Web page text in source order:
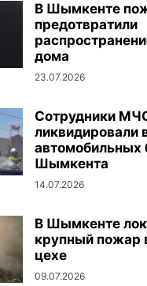
В Шымкенте
предотвратили
дома
23.07.2026
Сотрудники
ликвидировали
автомобильных
Шымкента
14.07.2026
В Шымкенте
крупный пожар
цехе
09.07.2026